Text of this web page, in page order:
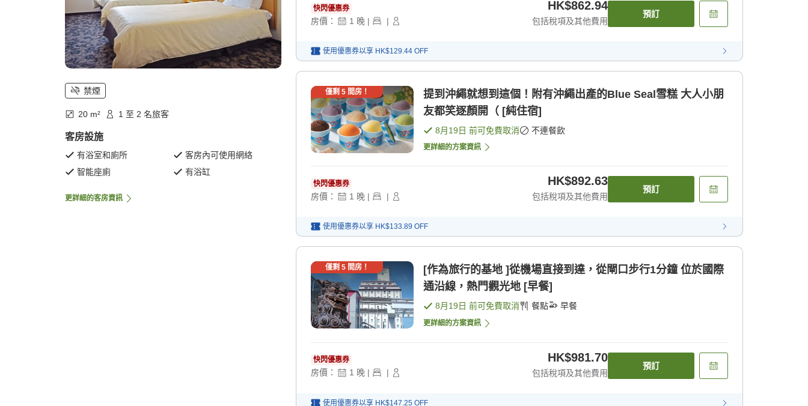
禁煙
20 m² 1 至 2 名旅客
客房設施
有浴室和廁所
客房內可使用網絡
智能座廁
有浴缸
更詳細的客房資訊
快閃優惠券
房價： 1 晚 | |
HK$862.94
包括稅項及其他費用
預訂
使用優惠券以享 HK$129.44 OFF
僅剩 5間房！
提到沖繩就想到這個！附有沖繩出產的Blue Seal雪糕 大人小朋
友都笑逐顏開（ [純住宿]
8月19日 前可免費取消 不連餐飲
更詳細的方案資訊
快閃優惠券
房價： 1 晚 | |
HK$892.63
包括稅項及其他費用
預訂
使用優惠券以享 HK$133.89 OFF
僅剩 5間房！
[作為旅行的基地 ]從機場直接到達，從閘口步行1分鐘 位於國際
通沿線，熱門觀光地 [早餐]
8月19日 前可免費取消 餐點 早餐
更詳細的方案資訊
快閃優惠券
房價： 1 晚 | |
HK$981.70
包括稅項及其他費用
預訂
使用優惠券以享 HK$147.25 OFF